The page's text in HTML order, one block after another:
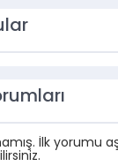
İlk yorumu